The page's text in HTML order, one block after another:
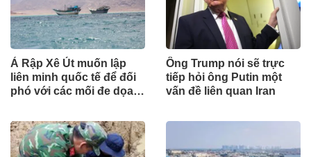
Ả Rập Xê Út muốn lập
liên minh quốc tế để đối
phó với các mối đe dọa
Ông Trump nói sẽ trực
tiếp hỏi ông Putin một
vấn đề liên quan Iran